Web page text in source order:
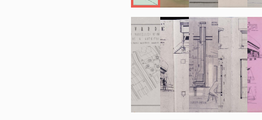
Chalet
Chalets
architecture
chalet du ski-
parcelle AD
la moitié
pour loger les
Chalet ferme